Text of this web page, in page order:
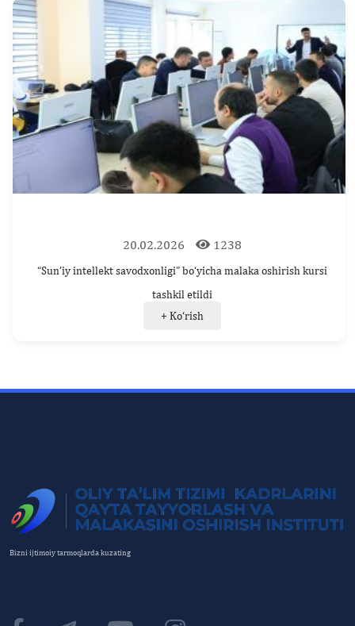
20.02.2026 1238
“Sun’iy intellekt savodxonligi” bo‘yicha malaka oshirish kursi
tashkil etildi
+ Ko‘rish
Bizni ijtimoiy tarmoqlarda kuzating